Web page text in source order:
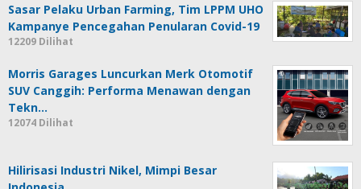
Sasar Pelaku Urban Farming, Tim LPPM UHO
Kampanye Pencegahan Penularan Covid-19
12209 Dilihat
Morris Garages Luncurkan Merk Otomotif
SUV Canggih: Performa Menawan dengan
Tekn…
12074 Dilihat
Hilirisasi Industri Nikel, Mimpi Besar